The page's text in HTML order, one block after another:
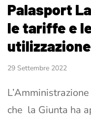
Palasport
le tariffe e
utilizzazione
29 Settembre 2022
che la Giunta ha